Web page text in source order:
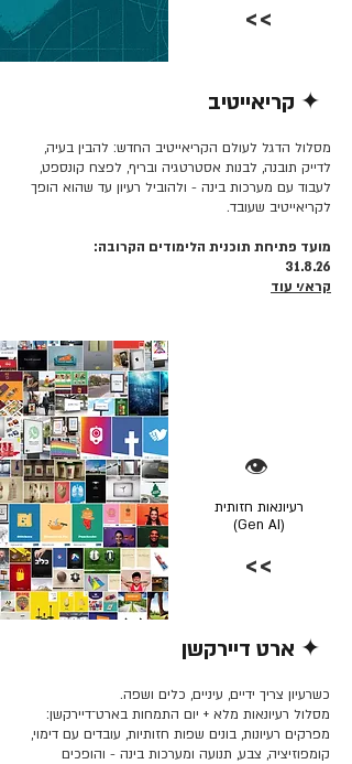
>>
✦ קריאייטיב
מסלול הדגל לעולם הקריאייטיב החדש: להבין בעיה,
לדייק תובנה, לבנות אסטרטגיה ובריף, לפצח קונספט,
לעבוד עם מערכות בינה - ולהוביל רעיון עד שהוא הופך
לקריאייטיב שעובד.
מועד פתיחת תוכנית הלימודים הקרובה:
31.8.26
קרא/י עוד
👁️
רעיונאות חזותית
(Gen AI)
>>
✦ ארט דיירקשן
כשרעיון צריך ידיים, עיניים, כלים ושפה.
מסלול רעיונאות מלא + יום התמחות בארט־דיירקשן:
מפרקים רעיונות, בונים שפות חזותיות, עובדים עם דימוי,
קומפוזיציה, צבע, תנועה ומערכות בינה - והופכים